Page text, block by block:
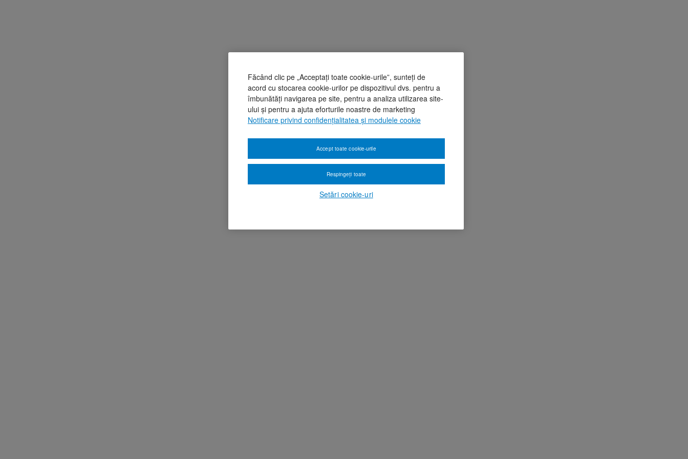
Făcând clic pe „Acceptați toate cookie-urile”, sunteți de
acord cu stocarea cookie-urilor pe dispozitivul dvs. pentru a
îmbunătăți navigarea pe site, pentru a analiza utilizarea site-
ului și pentru a ajuta eforturile noastre de marketing
Notificare privind confidențialitatea și modulele cookie
Setări cookie-uri
Respingeți toate
Accept toate cookie-urile